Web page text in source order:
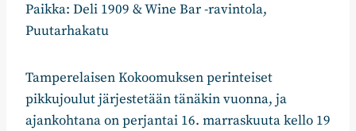
Paikka: Deli 1909 & Wine Bar -ravintola,
Puutarhakatu
Tamperelaisen Kokoomuksen perinteiset
pikkujoulut järjestetään tänäkin vuonna, ja
ajankohtana on perjantai 16. marraskuuta kello 19